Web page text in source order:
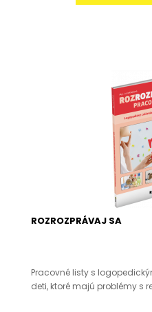
ROZROZPRÁVAJ SA
Pracovné listy s
deti, ktoré majú problémy s